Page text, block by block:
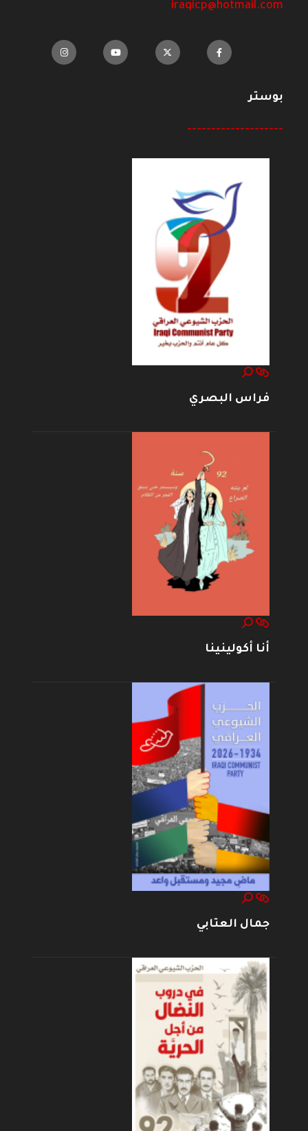
iraqicp@hotmail.com
بوستر
--------------------
فراس البصري
أنا أكولينينا
جمال العتابي